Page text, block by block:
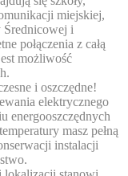
miejskiej,
Średnicowej i
połączenia z całą
możliwość
i oszczędne!
elektrycznego
energooszczędnych
masz pełną
instalacji